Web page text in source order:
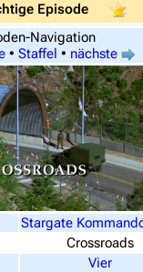
Z
Artikel
hochladen
und Serien
Episode
Navigation
• Staffel • nächste
Stargate
Crossroads
Vier